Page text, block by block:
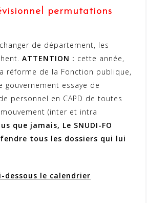
permutations
de département, les
ATTENTION : cette année,
réforme de la Fonction publique,
gouvernement essaye de
personnel en CAPD de toutes
(inter et intra
que jamais, Le SNUDI-FO
tous les dossiers qui lui
dessous le calendrier